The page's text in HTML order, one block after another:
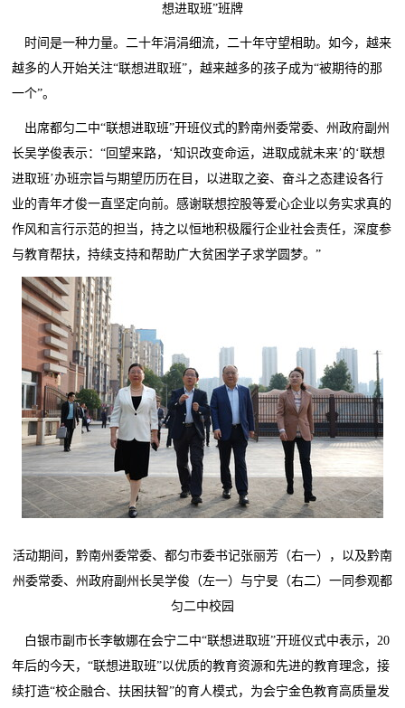
想进取班”班牌
时间是一种力量。二十年涓涓细流，二十年守望相助。如今，越来
越多的人开始关注“联想进取班”，越来越多的孩子成为“被期待的那
一个”。
出席都匀二中“联想进取班”开班仪式的黔南州委常委、州政府副州
长吴学俊表示：“回望来路，‘知识改变命运，进取成就未来’的‘联想
进取班’办班宗旨与期望历历在目，以进取之姿、奋斗之态建设各行
业的青年才俊一直坚定向前。感谢联想控股等爱心企业以务实求真的
作风和言行示范的担当，持之以恒地积极履行企业社会责任，深度参
与教育帮扶，持续支持和帮助广大贫困学子求学圆梦。”
活动期间，黔南州委常委、都匀市委书记张丽芳（右一），以及黔南
州委常委、州政府副州长吴学俊（左一）与宁旻（右二）一同参观都
匀二中校园
白银市副市长李敏娜在会宁二中“联想进取班”开班仪式中表示，20
年后的今天，“联想进取班”以优质的教育资源和先进的教育理念，接
续打造“校企融合、扶困扶智”的育人模式，为会宁金色教育高质量发